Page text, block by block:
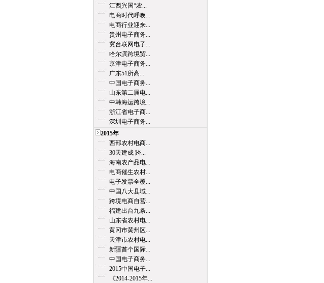
江西兴国“农...
电商时代呼唤...
电商行业迎来...
贵州电子商务...
冀台联网电子...
哈尔滨跨境贸...
京津电子商务...
广东51所高...
中国电子商务...
山东第二届电...
中韩海运跨境...
浙江省电子商...
深圳电子商务...
2015年
西部农村电商...
30天建成 跨...
海南农产品电...
电商催生农村...
电子发票全覆...
中国八大县域...
跨境电商自营...
福建出台九条...
山东省农村电...
黄冈市黄州区...
天津市农村电...
新疆首个国际...
中国电子商务...
2015中国电子...
《2014-2015年...